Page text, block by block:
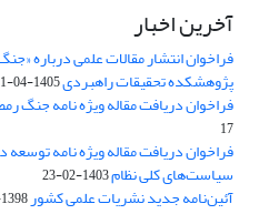
آخرین اخبار
فراخوان انتشار مقالات علمی درباره
پژوهشکده تحقیقات راهبردی1405-04-21
فراخوان دریافت مقاله ویژه نامه جنگ
17
فراخوان دریافت مقاله ویژه نامه توسعه
سیاست‌های کلی نظام1403-02-23
آئین‌نامه جدید نشریات علمی کشور1398-02-22